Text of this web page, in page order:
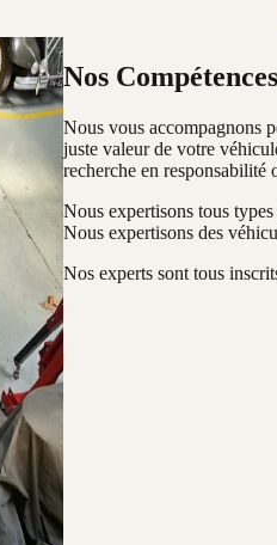
Nos
Nous vous accompagnons
juste valeurde votre
recherche en responsabilité
Nous expertisons tous
Nous expertisons des
Nos experts sont tous